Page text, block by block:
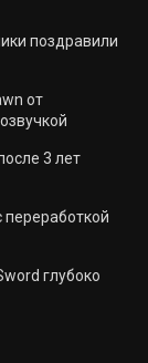
поздравили
от
3 лет
глубоко